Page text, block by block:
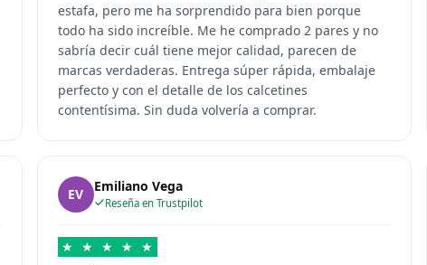
estafa, pero me ha sorprendido para bien porque
todo ha sido increíble. Me he comprado 2 pares y no
sabría decir cuál tiene mejor calidad, parecen de
marcas verdaderas. Entrega súper rápida, embalaje
perfecto y con el detalle de los calcetines
contentísima. Sin duda volvería a comprar.
EV Emiliano Vega
Reseña en Trustpilot
★ ★ ★ ★ ★